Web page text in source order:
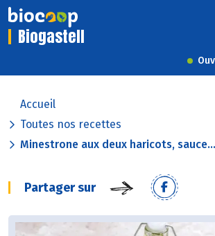
Biogastell
Accueil
Toutes nos recettes
Minestrone aux deux haricots, sauce...
Partager sur